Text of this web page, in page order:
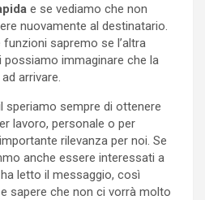
e se vediamo che non
nuovamente al destinatario.
sapremo se l’altra
possiamo immaginare che la
arrivare.
speriamo sempre di ottenere
lavoro, personale o per
rilevanza per noi. Se
anche essere interessati a
letto il messaggio, così
sapere che non ci vorrà molto